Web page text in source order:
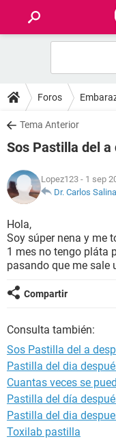
FOROS
SALUD
NUTRICIÓN
BIENESTAR
SEXUALIDAD
GLOSARIO
Foros
Tema Anterior
Sos Pastilla del a
Lopez123 - 1 sep
Dr. Carlos
Hola,
Soy súper nena y me
1 mes no tengo pláta
pasando que me sale
Compartir
Consulta también:
Sos Pastilla del a
Pastilla del dia
Cuantas veces se
Pastilla del día
Pastilla del dia
Toxilab pastilla